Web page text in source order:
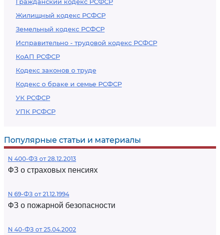
Жилищный кодекс РСФСР
Земельный кодекс РСФСР
Исправительно - трудовой кодекс РСФСР
КоАП РСФСР
Кодекс законов о труде
Кодекс о браке и семье РСФСР
УК РСФСР
УПК РСФСР
Популярные статьи и материалы
N 400-ФЗ от 28.12.2013
ФЗ о страховых пенсиях
N 69-ФЗ от 21.12.1994
ФЗ о пожарной безопасности
N 40-ФЗ от 25.04.2002